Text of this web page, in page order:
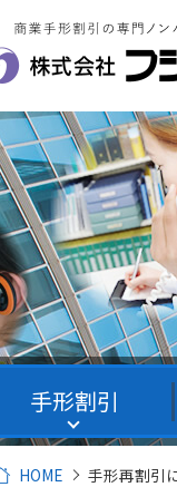
手形割引
HOME 手形再割引